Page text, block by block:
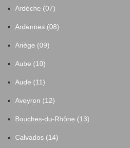
Ardèche (07)
Ardennes (08)
Ariège (09)
Aube (10)
Aude (11)
Aveyron (12)
Bouches-du-Rhône (13)
Calvados (14)